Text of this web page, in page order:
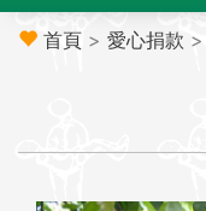
首頁 > 愛心捐款 >